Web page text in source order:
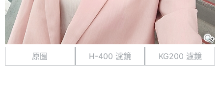
原圖 H-400 濾鏡 KG200 濾鏡